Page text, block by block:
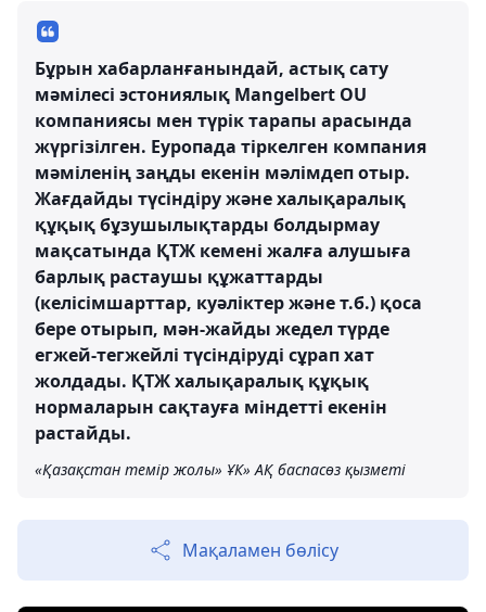
Бұрын хабарланғанындай, астық сату
мәмілесі эстониялық Mangelbert OU
компаниясы мен түрік тарапы арасында
жүргізілген. Еуропада тіркелген компания
мәміленің заңды екенін мәлімдеп отыр.
Жағдайды түсіндіру және халықаралық
құқық бұзушылықтарды болдырмау
мақсатында ҚТЖ кемені жалға алушыға
барлық растаушы құжаттарды
(келісімшарттар, куәліктер және т.б.) қоса
бере отырып, мән-жайды жедел түрде
егжей-тегжейлі түсіндіруді сұрап хат
жолдады. ҚТЖ халықаралық құқық
нормаларын сақтауға міндетті екенін
растайды.
«Қазақстан темір жолы» ҰК» АҚ баспасөз қызметі
Мақаламен бөлісу